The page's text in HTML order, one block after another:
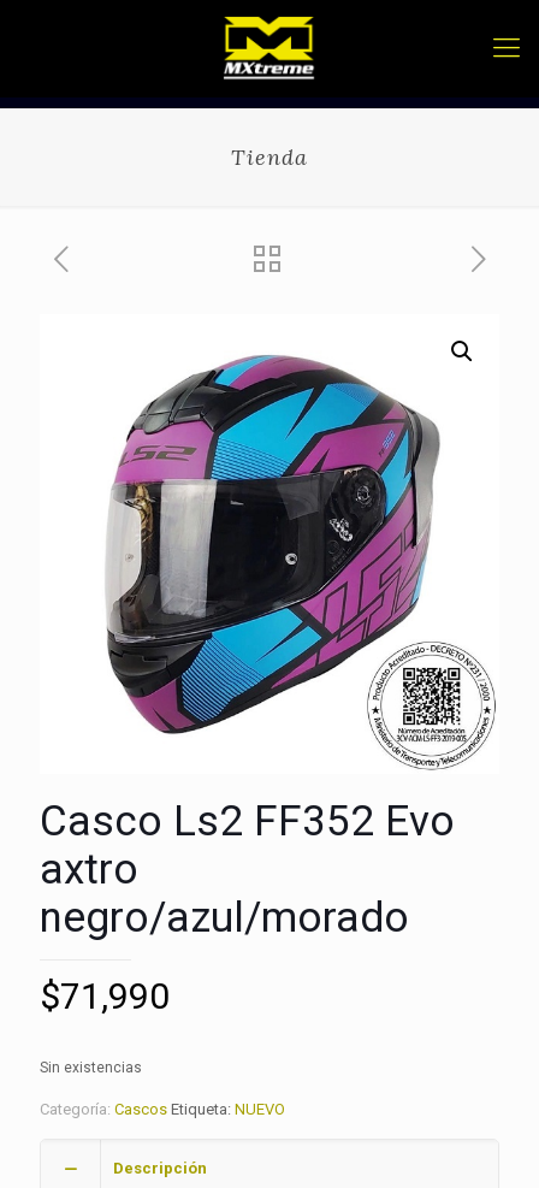
Tienda
Casco Ls2 FF352 Evo
axtro
negro/azul/morado
$71,990
Sin existencias
Categoría: Cascos Etiqueta: NUEVO
Descripción